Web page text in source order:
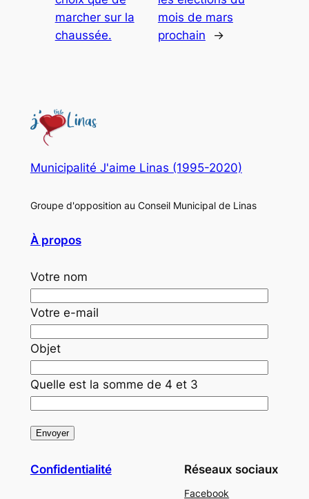
marcher sur la
chaussée.
mois de mars
prochain
→
Municipalité J'aime Linas (1995-2020)
Groupe d'opposition au Conseil Municipal de Linas
À propos
Votre nom
Votre e-mail
Objet
Quelle est la somme de 4 et 3
Confidentialité Réseaux sociaux
Facebook